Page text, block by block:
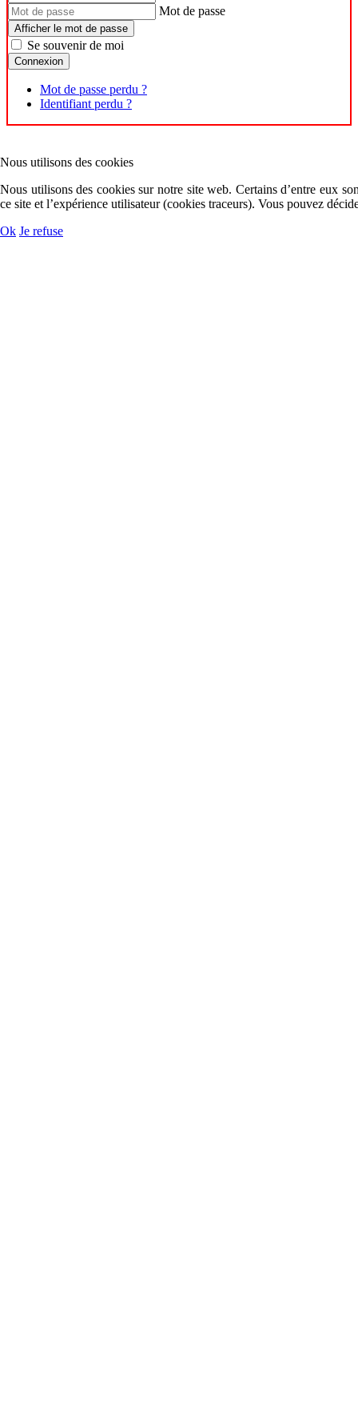
Mot de passe
Afficher le mot de passe
Se souvenir de moi
Connexion
Mot de passe perdu ?
Identifiant perdu ?
Nous utilisons des cookies
Nous utilisons des cookies sur notre site web. Certains d’entre eux
ce site et l’expérience utilisateur (cookies traceurs). Vous pouvez
Ok Je refuse